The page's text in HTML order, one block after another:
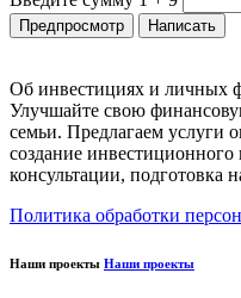
Об инвестициях и личных
Улучшайте свою
семьи. Предлагаем услуги
создание
консультации, подготовка
Политика обработки
Наши проекты Наши проекты